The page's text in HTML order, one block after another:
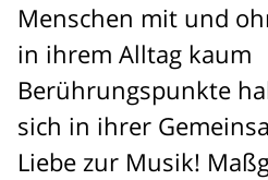
Menschen mit und
in ihrem Alltag kaum
Berührungspunkte
sich in ihrer
Liebe zur Musik!